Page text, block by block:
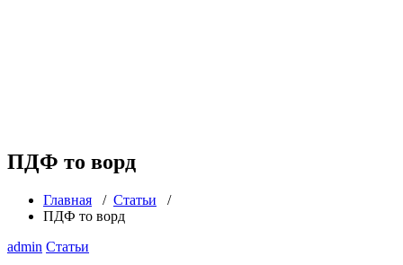
ПДФ то ворд
Главная / Статьи /
ПДФ то ворд
admin Статьи